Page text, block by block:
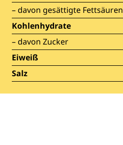
– davon gesättigte Fettsäuren
Kohlenhydrate
– davon Zucker
Eiweiß
Salz